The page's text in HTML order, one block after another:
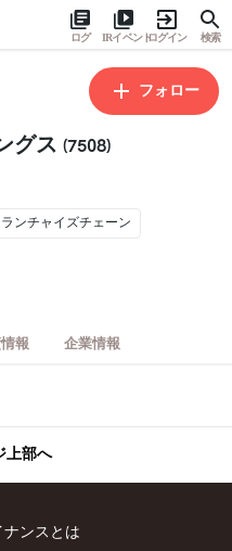
ログ IRイベントログイン 検索
フォロー
グス (7508)
ンチャイズチェーン
報 企業情報
上部へ
ナンスとは